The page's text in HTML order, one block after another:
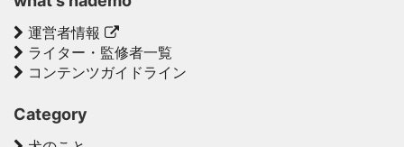
運営者情報
ライター・監修者一覧
コンテンツガイドライン
Category